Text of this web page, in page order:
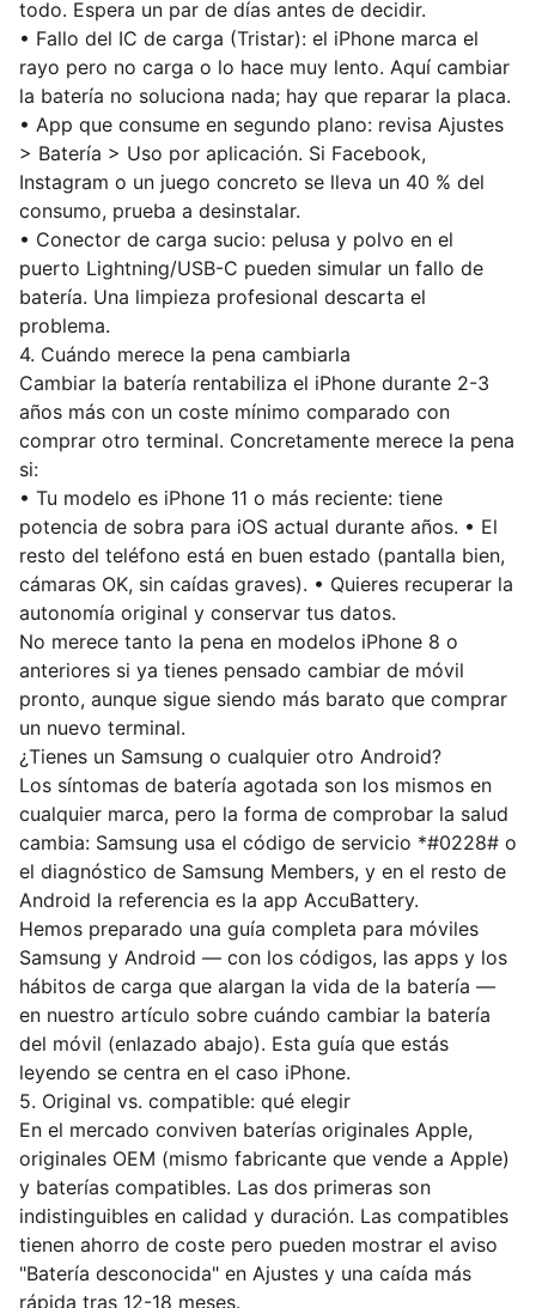
todo. Espera un par de días antes de decidir.
• Fallo del IC de carga (Tristar): el iPhone marca el
rayo pero no carga o lo hace muy lento. Aquí cambiar
la batería no soluciona nada; hay que reparar la placa.
• App que consume en segundo plano: revisa Ajustes
> Batería > Uso por aplicación. Si Facebook,
Instagram o un juego concreto se lleva un 40 % del
consumo, prueba a desinstalar.
• Conector de carga sucio: pelusa y polvo en el
puerto Lightning/USB-C pueden simular un fallo de
batería. Una limpieza profesional descarta el
problema.
4. Cuándo merece la pena cambiarla
Cambiar la batería rentabiliza el iPhone durante 2-3
años más con un coste mínimo comparado con
comprar otro terminal. Concretamente merece la pena
si:
• Tu modelo es iPhone 11 o más reciente: tiene
potencia de sobra para iOS actual durante años. • El
resto del teléfono está en buen estado (pantalla bien,
cámaras OK, sin caídas graves). • Quieres recuperar la
autonomía original y conservar tus datos.
No merece tanto la pena en modelos iPhone 8 o
anteriores si ya tienes pensado cambiar de móvil
pronto, aunque sigue siendo más barato que comprar
un nuevo terminal.
¿Tienes un Samsung o cualquier otro Android?
Los síntomas de batería agotada son los mismos en
cualquier marca, pero la forma de comprobar la salud
cambia: Samsung usa el código de servicio *#0228# o
el diagnóstico de Samsung Members, y en el resto de
Android la referencia es la app AccuBattery.
Hemos preparado una guía completa para móviles
Samsung y Android — con los códigos, las apps y los
hábitos de carga que alargan la vida de la batería —
en nuestro artículo sobre cuándo cambiar la batería
del móvil (enlazado abajo). Esta guía que estás
leyendo se centra en el caso iPhone.
5. Original vs. compatible: qué elegir
En el mercado conviven baterías originales Apple,
originales OEM (mismo fabricante que vende a Apple)
y baterías compatibles. Las dos primeras son
indistinguibles en calidad y duración. Las compatibles
tienen ahorro de coste pero pueden mostrar el aviso
"Batería desconocida" en Ajustes y una caída más
rápida tras 12-18 meses.